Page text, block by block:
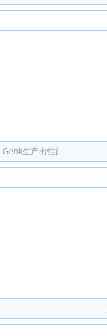
生产出性能卓越的汽车